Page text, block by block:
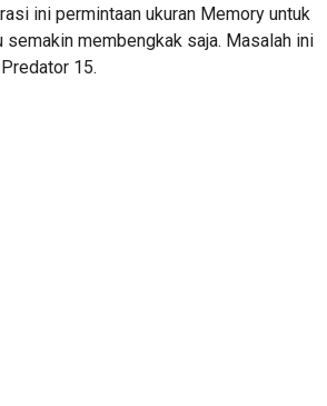
ini permintaan ukuran Memory untuk
membengkak saja. Masalah ini
15.